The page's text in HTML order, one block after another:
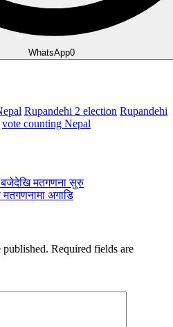
WhatsApp0
Rupandehi 2 election Rupandehi
vote counting Nepal
मतगणना सुरु
मतगणनामा अगाडि
published. Required fields are